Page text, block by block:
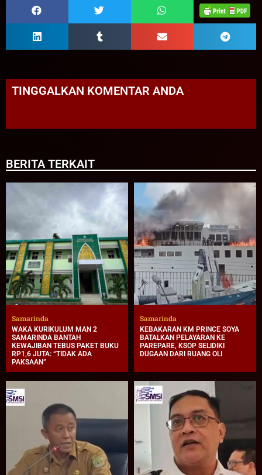
TINGGALKAN KOMENTAR ANDA
BERITA TERKAIT
Samarinda
WAKA KURIKULUM MAN 2
SAMARINDA BANTAH
KEWAJIBAN TEBUS PAKET BUKU
RP1,6 JUTA: “TIDAK ADA
PAKSAAN”
Samarinda
KEBAKARAN KM PRINCE SOYA
BATALKAN PELAYARAN KE
PAREPARE, KSOP SELIDIKI
DUGAAN DARI RUANG OLI